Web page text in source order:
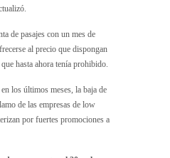
de pasajes con un mes de
al precio que dispongan
hasta ahora tenía prohibido.
los últimos meses, la baja de
de las empresas de low
por fuertes promociones a